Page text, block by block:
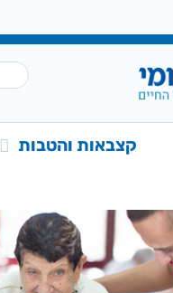
קצבאות והטבות